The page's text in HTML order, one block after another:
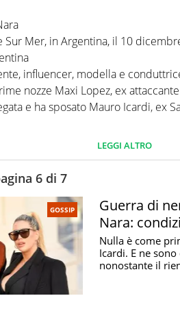
Sur Mer, in Argentina, il 10
influencer, modella e
nozze Maxi Lopez, ex
e ha sposato Mauro Icardi, ex
LEGGI ALTRO
6 di 7
GOSSIP
Guerra di
Nara:
Nulla è come
Icardi. E ne
nonostante il